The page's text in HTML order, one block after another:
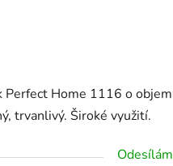
Perfect Home 1116 o
trvanlivý. Široké využití.